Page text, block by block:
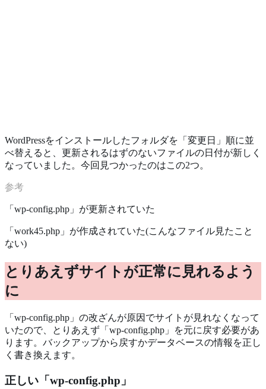
WordPressをインストールしたフォルダを「変更日」順に並
べ替えると、更新されるはずのないファイルの日付が新しく
なっていました。今回見つかったのはこの2つ。
「wp-config.php」が更新されていた
「work45.php」が作成されていた(こんなファイル見たこと
ない)
とりあえずサイトが正常に見れるよう
に
「wp-config.php」の改ざんが原因でサイトが見れなくなって
いたので、とりあえず「wp-config.php」を元に戻す必要があ
ります。バックアップから戻すかデータベースの情報を正し
く書き換えます。
正しい「wp-config.php」